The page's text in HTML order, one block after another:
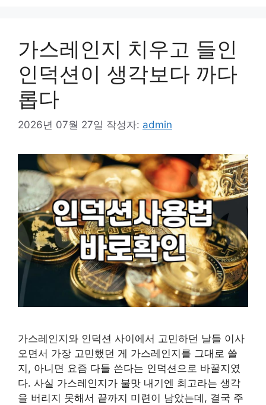
가스레인지 치우고 들인
인덕션이 생각보다 까다
롭다
2026년 07월 27일 작성자: admin
가스레인지와 인덕션 사이에서 고민하던 날들 이사
오면서 가장 고민했던 게 가스레인지를 그대로 쓸
지, 아니면 요즘 다들 쓴다는 인덕션으로 바꿀지였
다. 사실 가스레인지가 불맛 내기엔 최고라는 생각
을 버리지 못해서 끝까지 미련이 남았는데, 결국 주